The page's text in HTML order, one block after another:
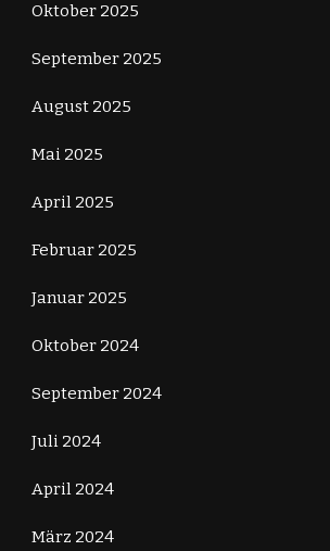
Oktober 2025
September 2025
August 2025
Mai 2025
April 2025
Februar 2025
Januar 2025
Oktober 2024
September 2024
Juli 2024
April 2024
März 2024